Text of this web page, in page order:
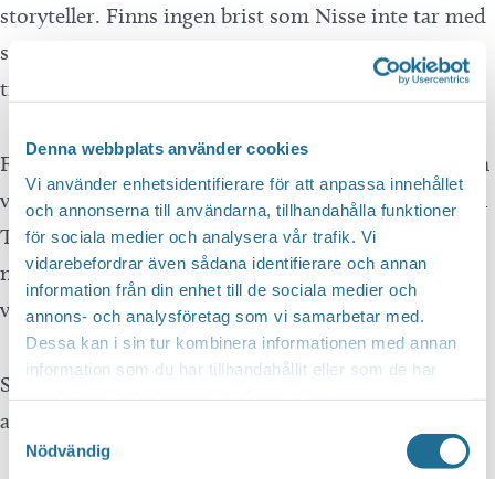
Denna webbplats använder cookies
Vi använder enhetsidentifierare för att anpassa innehållet
och annonserna till användarna, tillhandahålla funktioner
för sociala medier och analysera vår trafik. Vi
vidarebefordrar även sådana identifierare och annan
information från din enhet till de sociala medier och
annons- och analysföretag som vi samarbetar med.
Dessa kan i sin tur kombinera informationen med annan
information som du har tillhandahållit eller som de har
Samtyckesval
Nödvändig
storyteller. Finns ingen brist som Nisse inte tar med
sig upp på scenen. Det är just där
tillkortakommanden skall ventileras och skrattas åt.
Flerfaldigt nominerad i Svenska Stand Up-Galan och
vinnare av Årets Föreställning 2022 med soloshowen
Tomten Är Ensam. Nisse kan hela våren ses i SVT’s
nya humorsatsning Detektiverna samt höras varje
vecka i podcasten Kafferepet.
Showen är cirka 90 minuter utan paus. Presenteras
av Kulturaktiebolaget och A Love Supreme.